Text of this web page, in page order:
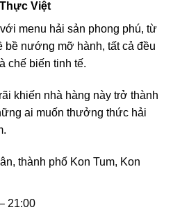
Việt
menu hải sản phong phú, từ
bề nướng mỡ hành, tất cả đều
chế biến tinh tế.
khiến nhà hàng này trở thành
ai muốn thưởng thức hải
thành phố Kon Tum, Kon
21:00